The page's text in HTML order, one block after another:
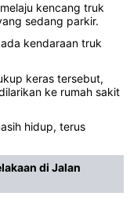
kencang truk
sedang parkir.
kendaraan truk
keras tersebut,
ke rumah sakit
hidup, terus
di Jalan